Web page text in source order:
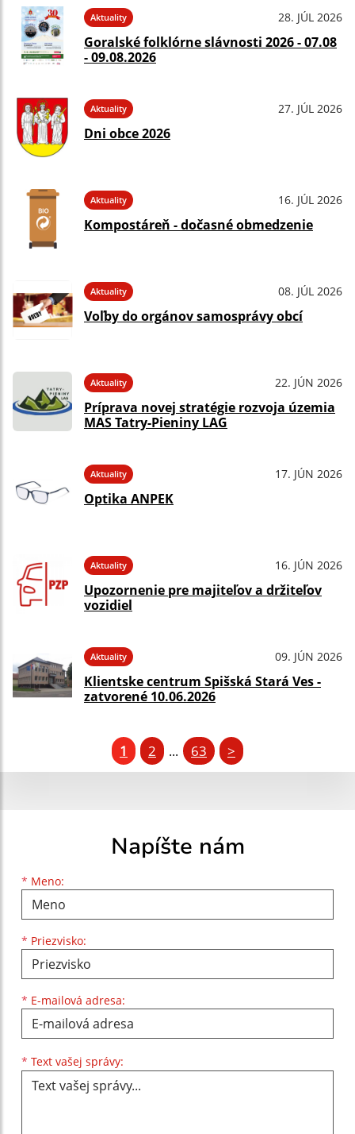
Aktuality 28. JÚL 2026
Goralské folklórne slávnosti 2026 - 07.08
- 09.08.2026
Aktuality 27. JÚL 2026
Dni obce 2026
Aktuality 16. JÚL 2026
Kompostáreň - dočasné obmedzenie
Aktuality 08. JÚL 2026
Voľby do orgánov samosprávy obcí
Aktuality 22. JÚN 2026
Príprava novej stratégie rozvoja územia
MAS Tatry-Pieniny LAG
Aktuality 17. JÚN 2026
Optika ANPEK
Aktuality 16. JÚN 2026
Upozornenie pre majiteľov a držiteľov
vozidiel
Aktuality 09. JÚN 2026
Klientske centrum Spišská Stará Ves -
zatvorené 10.06.2026
1 2 ... 63 >
Napíšte nám
* Meno:
Meno
* Priezvisko:
Priezvisko
* E-mailová adresa:
E-mailová adresa
* Text vašej správy: